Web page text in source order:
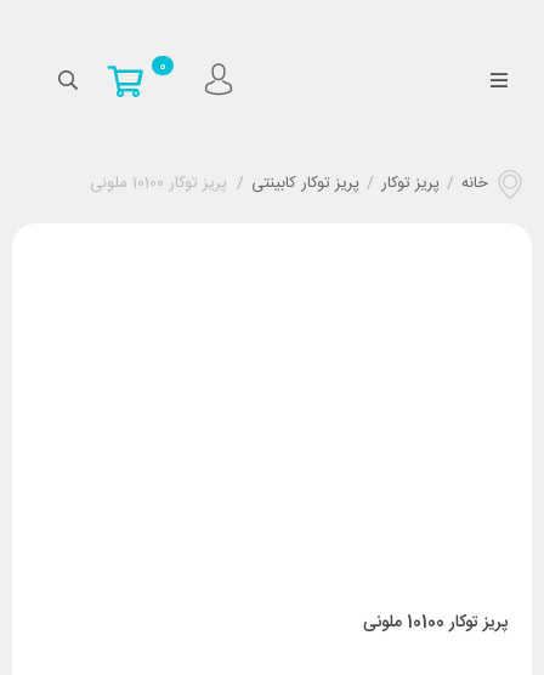
0
خانه / پریز توکار / پریز توکار کابینتی / پریز توکار 10100 ملونی
پریز توکار 10100 ملونی